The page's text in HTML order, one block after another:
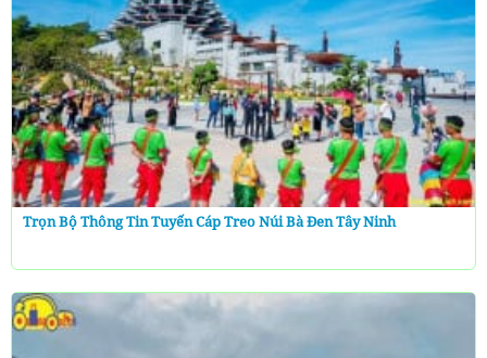
Trọn Bộ Thông Tin Tuyến Cáp Treo Núi Bà Đen Tây Ninh